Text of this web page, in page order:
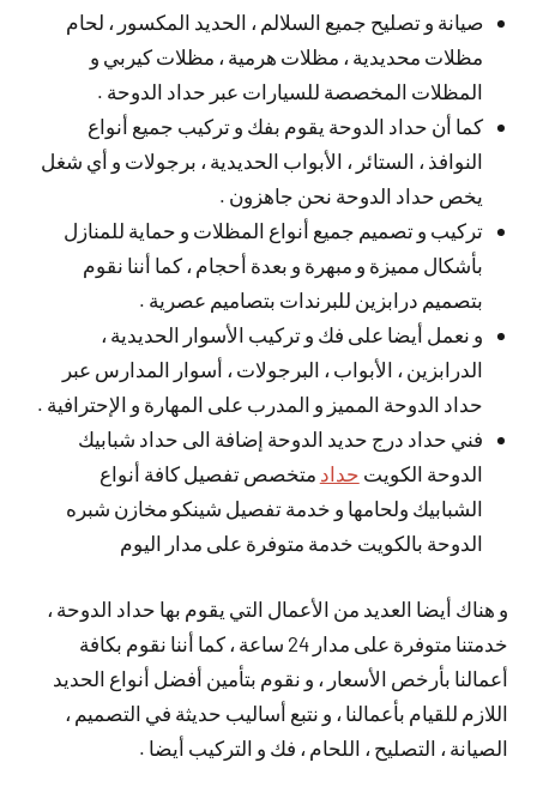
صيانة و تصليح جميع السلالم ، الحديد المكسور ، لحام
مظلات محديدية ، مظلات هرمية ، مظلات كيربي و
المظلات المخصصة للسيارات عبر حداد الدوحة .
كما أن حداد الدوحة يقوم بفك و تركيب جميع أنواع
النوافذ ، الستائر ، الأبواب الحديدية ، برجولات و أي شغل
يخص حداد الدوحة نحن جاهزون .
تركيب و تصميم جميع أنواع المظلات و حماية للمنازل
بأشكال مميزة و مبهرة و بعدة أحجام ، كما أننا نقوم
بتصميم درابزين للبرندات بتصاميم عصرية .
و نعمل أيضا على فك و تركيب الأسوار الحديدية ،
الدرابزين ، الأبواب ، البرجولات ، أسوار المدارس عبر
حداد الدوحة المميز و المدرب على المهارة و الإحترافية .
فني حداد درج حديد الدوحة إضافة الى حداد شبابيك
الدوحة الكويت حداد متخصص تفصيل كافة أنواع
الشبابيك ولحامها و خدمة تفصيل شينكو مخازن شبره
الدوحة بالكويت خدمة متوفرة على مدار اليوم
و هناك أيضا العديد من الأعمال التي يقوم بها حداد الدوحة ،
خدمتنا متوفرة على مدار 24 ساعة ، كما أننا نقوم بكافة
أعمالنا بأرخص الأسعار ، و نقوم بتأمين أفضل أنواع الحديد
اللازم للقيام بأعمالنا ، و نتبع أساليب حديثة في التصميم ،
الصيانة ، التصليح ، اللحام ، فك و التركيب أيضا .